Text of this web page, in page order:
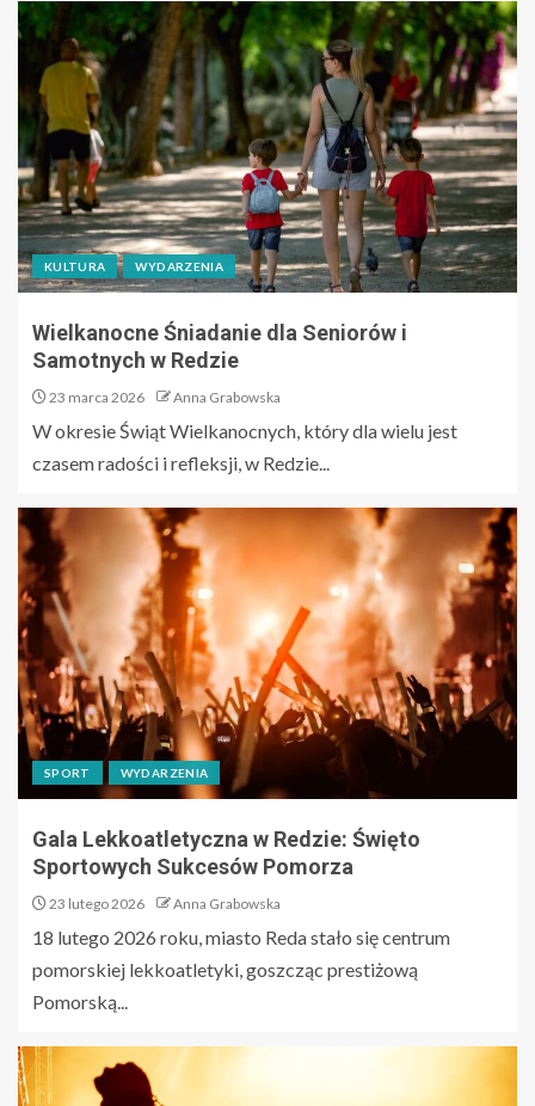
KULTURA WYDARZENIA
Wielkanocne Śniadanie dla Seniorów i
Samotnych w Redzie
23 marca 2026 Anna Grabowska
W okresie Świąt Wielkanocnych, który dla wielu jest
czasem radości i refleksji, w Redzie...
SPORT WYDARZENIA
Gala Lekkoatletyczna w Redzie: Święto
Sportowych Sukcesów Pomorza
23 lutego 2026 Anna Grabowska
18 lutego 2026 roku, miasto Reda stało się centrum
pomorskiej lekkoatletyki, goszcząc prestiżową
Pomorską...